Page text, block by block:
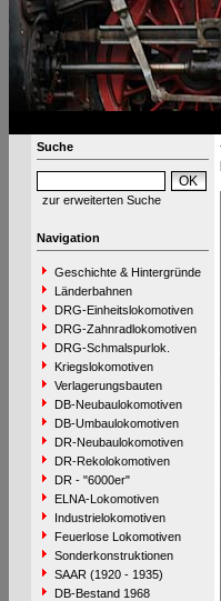
Suche
zur erweiterten Suche
Navigation
Geschichte & Hintergründe
Länderbahnen
DRG-Einheitslokomotiven
DRG-Zahnradlokomotiven
DRG-Schmalspurlok.
Kriegslokomotiven
Verlagerungsbauten
DB-Neubaulokomotiven
DB-Umbaulokomotiven
DR-Neubaulokomotiven
DR-Rekolokomotiven
DR - "6000er"
ELNA-Lokomotiven
Industrielokomotiven
Feuerlose Lokomotiven
Sonderkonstruktionen
SAAR (1920 - 1935)
DB-Bestand 1968